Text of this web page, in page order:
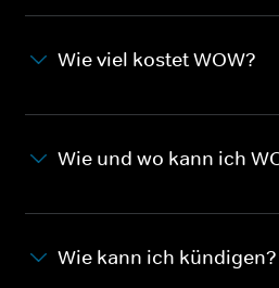
Wie viel kostet WOW?
Wie und wo kann ich
Wie kann ich kündigen?